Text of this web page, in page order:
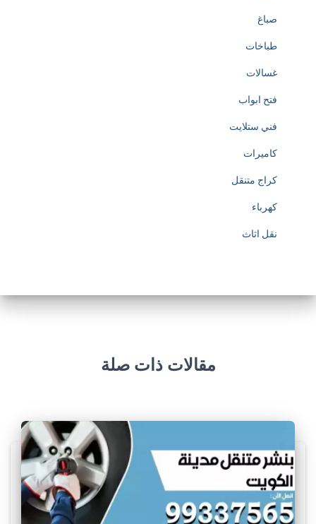
صباغ
طباخات
غسالات
فتح ابواب
فني ستلايت
كاميرات
كراج متنقل
كهرباء
نقل اثاث
مقالات ذات صلة